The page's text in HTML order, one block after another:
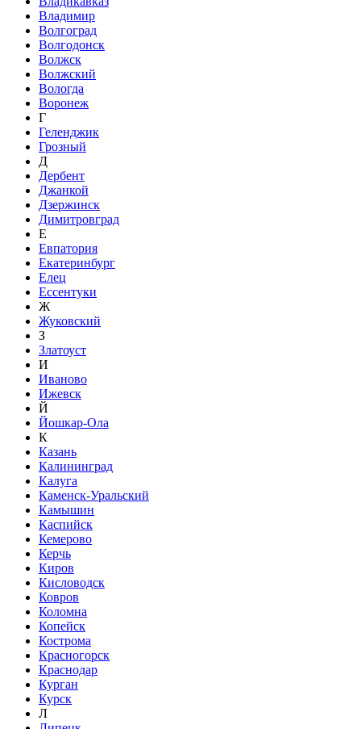
Владимир
Волгоград
Волгодонск
Волжск
Волжский
Вологда
Воронеж
Г
Геленджик
Грозный
Д
Дербент
Джанкой
Дзержинск
Димитровград
Е
Евпатория
Екатеринбург
Елец
Ессентуки
Ж
Жуковский
З
Златоуст
И
Иваново
Ижевск
Й
Йошкар-Ола
К
Казань
Калининград
Калуга
Каменск-Уральский
Камышин
Каспийск
Кемерово
Керчь
Киров
Кисловодск
Ковров
Коломна
Копейск
Кострома
Красногорск
Краснодар
Курган
Курск
Л